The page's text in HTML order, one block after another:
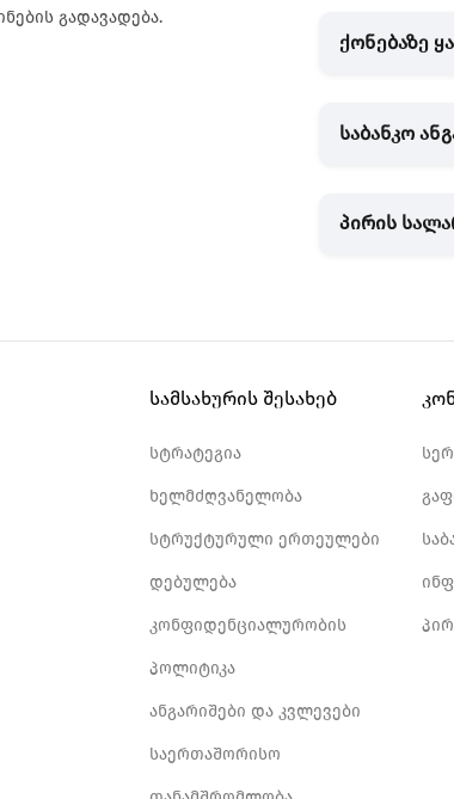
გადავადება.
ქონებაზე
საბანკო
პირის
სამსახურის შესახებ
სტრატეგია
ხელმძღვანელობა
სტრუქტურული ერთეულები
დებულება
კონფიდენციალურობის
პოლიტიკა
ანგარიშები და კვლევები
საერთაშორისო